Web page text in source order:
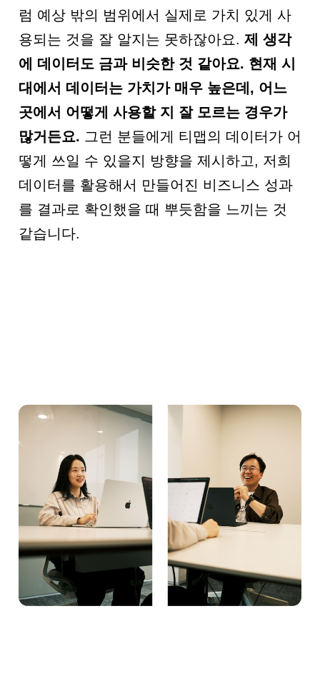
럼 예상 밖의 범위에서 실제로 가치 있게 사
용되는 것을 잘 알지는 못하잖아요. 제 생각
에 데이터도 금과 비슷한 것 같아요. 현재 시
대에서 데이터는 가치가 매우 높은데, 어느
곳에서 어떻게 사용할 지 잘 모르는 경우가
많거든요. 그런 분들에게 티맵의 데이터가 어
떻게 쓰일 수 있을지 방향을 제시하고, 저희
데이터를 활용해서 만들어진 비즈니스 성과
를 결과로 확인했을 때 뿌듯함을 느끼는 것
같습니다.